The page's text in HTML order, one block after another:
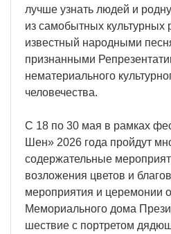
лучше узнать людей и
из самобытных культурных
известный народными
признанными
нематериального
человечества.
С 18 по 30 мая в рамках
Шен» 2026 года пройдут
содержательные
возложения цветов и
мероприятия и церемонии
Мемориального дома
шествие с портретом